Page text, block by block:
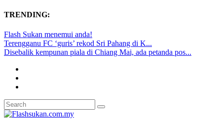
TRENDING:
Flash Sukan menemui anda!
Terengganu FC ‘guris’ rekod Sri Pahang di K...
Disebalik kempunan piala di Chiang Mai, ada petanda pos...